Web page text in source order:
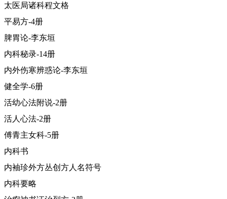
太医局诸科程文格
平易方-4册
脾胃论-李东垣
内科秘录-14册
内外伤寒辨惑论-李东垣
健全学-6册
活幼心法附说-2册
活人心法-2册
傅青主女科-5册
内科书
内袖珍外方丛创方人名符号
内科要略